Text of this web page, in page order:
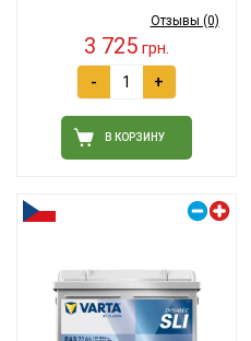
Отзывы (0)
3 725грн.
- +
В КОРЗИНУ